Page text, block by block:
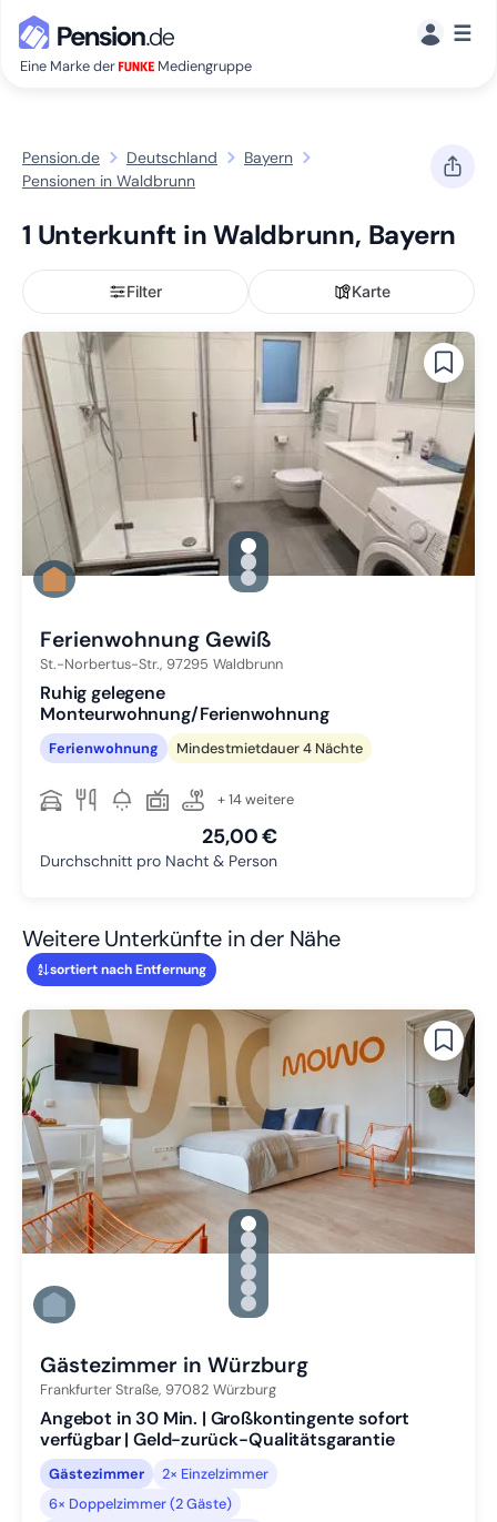
Eine Marke der Mediengruppe
☰
Pension.de Deutschland
Bayern
Pensionen in Waldbrunn
1 Unterkunft in Waldbrunn, Bayern
Filter Karte
gallery.slide_selector
Zu Slide 1 wechseln
Zu Slide 2 wechseln
Zu Slide 3 wechseln
Ferienwohnung Gewiß
St.-Norbertus-Str., 97295 Waldbrunn
Ruhig gelegene
Monteurwohnung/Ferienwohnung
Ferienwohnung Mindestmietdauer 4 Nächte
+ 14 weitere
25,00 €
Durchschnitt pro Nacht & Person
Weitere Unterkünfte in der Nähe
sortiert nach Entfernung
gallery.slide_selector
Zu Slide 1 wechseln
Zu Slide 2 wechseln
Zu Slide 3 wechseln
Zu Slide 4 wechseln
Zu Slide 5 wechseln
Zu Slide 6 wechseln
Gästezimmer in Würzburg
Frankfurter Straße, 97082 Würzburg
Angebot in 30 Min. | Großkontingente sofort
verfügbar | Geld-zurück-Qualitätsgarantie
Gästezimmer
2× Einzelzimmer
6× Doppelzimmer (2 Gäste)